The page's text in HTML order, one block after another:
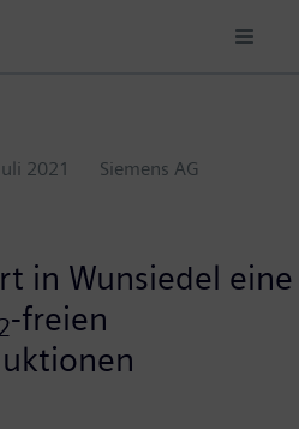
2021
Siemens AG
in Wunsiedel eine
-freien